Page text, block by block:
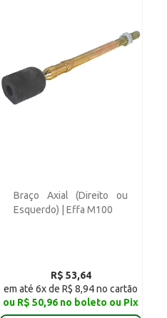
Braço Axial (Direito ou
Esquerdo) | Effa M100
R$ 53,64
em até 6x de R$ 8,94 no cartão
ou R$ 50,96 no boleto ou Pix